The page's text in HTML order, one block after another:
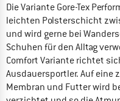
Die Variante Gore-Tex
leichten Polsterschicht
und wird gerne bei
Schuhen für den Alltag
Comfort Variante richtet
Ausdauersportler. Auf
Membran und Futter wird